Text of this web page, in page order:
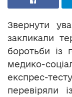
Звернути
закликали
боротьби із
медико-
експрес-
перевіряли